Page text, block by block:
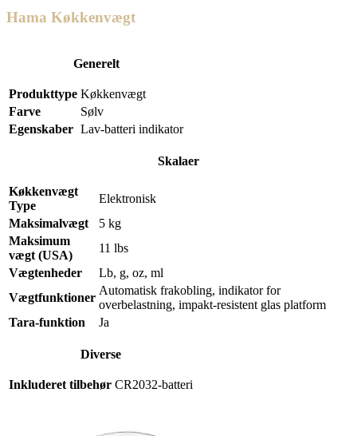
Hama Køkkenvægt
Generelt
Produkttype Køkkenvægt
Farve
Sølv
Egenskaber Lav-batteri indikator
Skalaer
Køkkenvægt
Type
Elektronisk
Maksimalvægt
5 kg
Maksimum
vægt (USA)
11 lbs
Vægtenheder
Lb, g, oz, ml
Vægtfunktioner
Automatisk frakobling, indikator for
overbelastning, impakt-resistent glas platform
Tara-funktion
Ja
Diverse
Inkluderet tilbehør CR2032-batteri